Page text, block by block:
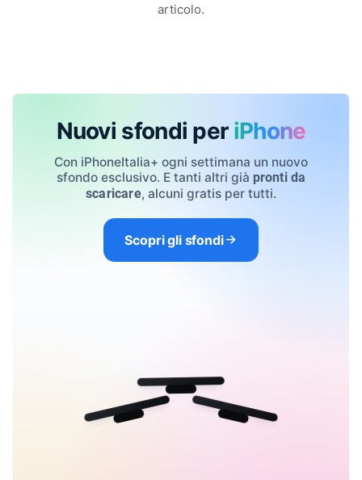
articolo.
Nuovi sfondi per iPhone
Con iPhoneItalia+ ogni settimana un nuovo
sfondo esclusivo. E tanti altri già pronti da
scaricare, alcuni gratis per tutti.
Scopri gli sfondi